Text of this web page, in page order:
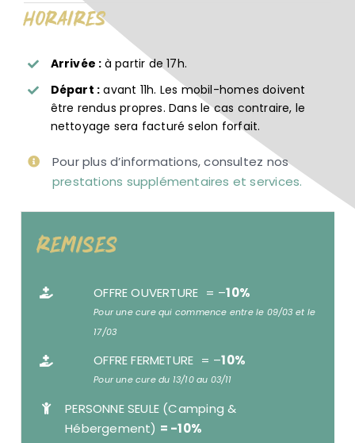
Horaires
Arrivée : à partir de 17h.
Départ : avant 11h. Les mobil-homes doivent
être rendus propres. Dans le cas contraire, le
nettoyage sera facturé selon forfait.
Pour plus d’informations, consultez nos
prestations supplémentaires et services.
Remises
OFFRE OUVERTURE = –10%
Pour une cure qui commence entre le 09/03 et le
17/03
OFFRE FERMETURE = –10%
Pour une cure du 13/10 au 03/11
PERSONNE SEULE (Camping &
Hébergement) = -10%